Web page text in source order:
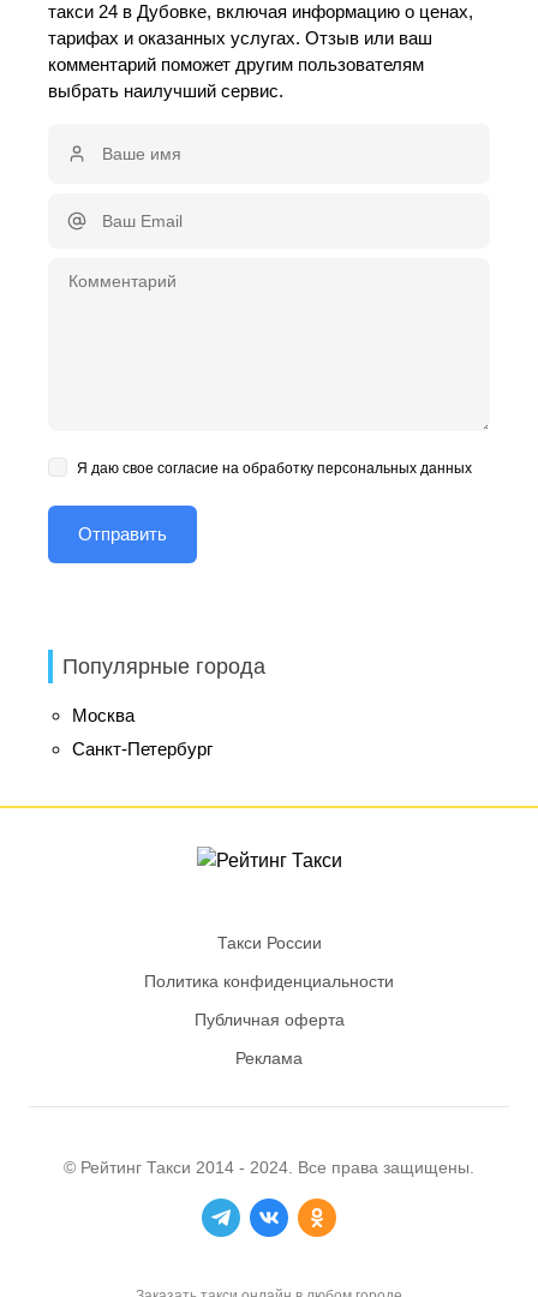
такси 24 в Дубовке, включая информацию о ценах,
тарифах и оказанных услугах. Отзыв или ваш
комментарий поможет другим пользователям
выбрать наилучший сервис.
Я даю свое согласие на обработку персональных данных
Популярные города
Москва
Санкт-Петербург
Такси России
Политика конфиденциальности
Публичная оферта
Реклама
© Рейтинг Такси 2014 - 2024. Все права защищены.